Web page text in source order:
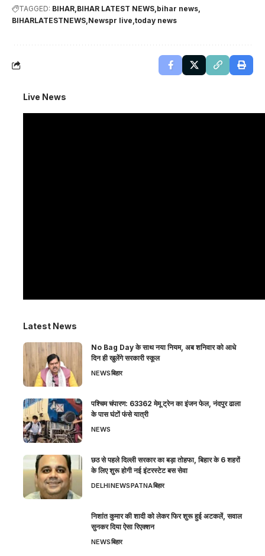
TAGGED: BIHAR BIHAR LATEST NEWS bihar news
BIHARLATESTNEWS Newspr live today news
Live News
Latest News
No Bag Day के साथ नया नियम, अब शनिवार को आधे
दिन ही खुलेंगे सरकारी स्कूल
NEWSबिहार
पश्चिम चंपारण: 63362 मेमू ट्रेन का इंजन फेल, नंदपुर ढाला
के पास घंटों फंसे यात्री
NEWS
छठ से पहले दिल्ली सरकार का बड़ा तोहफा, बिहार के 6 शहरों
के लिए शुरू होगी नई इंटरस्टेट बस सेवा
DELHINEWSPATNAबिहार
निशांत कुमार की शादी को लेकर फिर शुरू हुई अटकलें, सवाल
सुनकर दिया ऐसा रिएक्शन
NEWSबिहार